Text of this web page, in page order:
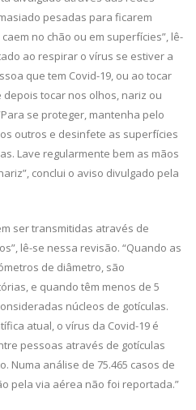
pesadas para ficarem
no chão ou em superfícies”, lê-
ao respirar o vírus se estiver a
que tem Covid-19, ou ao tocar
tocar nos olhos, nariz ou
se proteger, mantenha pelo
outros e desinfete as superfícies
Lave regularmente bem as mãos
conclui o aviso divulgado pela
ser transmitidas através de
lê-se nessa revisão. “Quando as
de diâmetro, são
e quando têm menos de 5
núcleos de gotículas.
atual, o vírus da Covid-19 é
pessoas através de gotículas
Numa análise de 75.465 casos de
pela via aérea não foi reportada.”